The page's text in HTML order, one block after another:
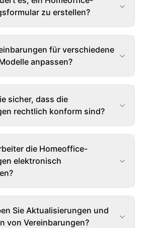
zu erstellen?
für verschiedene
anpassen?
sicher, dass die
rechtlich konform sind?
die Homeoffice-
elektronisch
Sie Aktualisierungen und
von Vereinbarungen?